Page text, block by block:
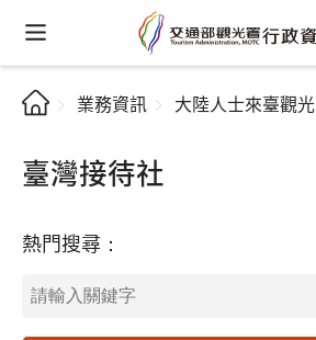
業務資訊 大陸人士來臺觀光
臺灣接待社
熱門搜尋：